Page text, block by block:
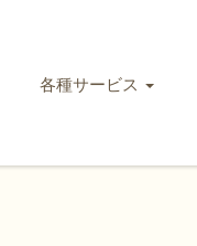
各種サービス